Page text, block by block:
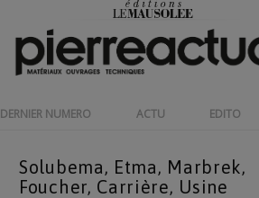
DERNIER NUMERO ACTU EDITO
Solubema, Etma, Marbrek,
Foucher, Carrière, Usine